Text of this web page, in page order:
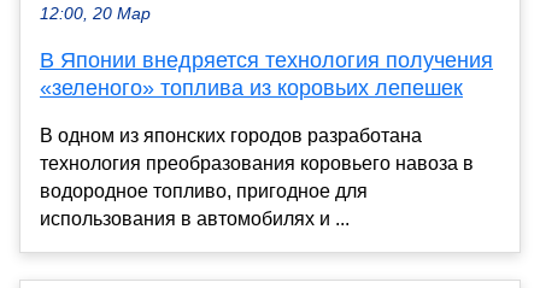
12:00, 20 Мар
В Японии внедряется технология получения
«зеленого» топлива из коровьих лепешек
В одном из японских городов разработана
технология преобразования коровьего навоза в
водородное топливо, пригодное для
использования в автомобилях и ...